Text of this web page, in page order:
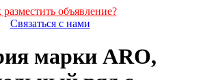
разместить объявление?
Связаться с нами
марки ARO,